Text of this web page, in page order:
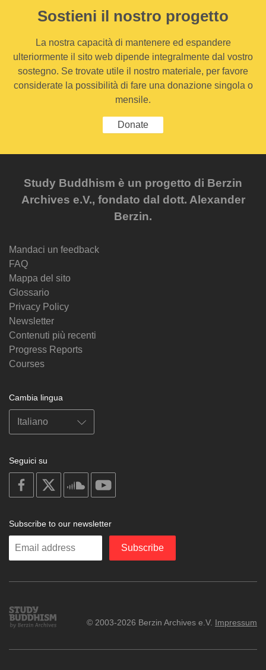
Sostieni il nostro progetto
La nostra capacità di mantenere ed espandere
ulteriormente il sito web dipende integralmente dal vostro
sostegno. Se trovate utile il nostro materiale, per favore
considerate la possibilità di fare una donazione singola o
mensile.
Donate
Study Buddhism è un progetto di Berzin
Archives e.V., fondato dal dott. Alexander
Berzin.
Mandaci un feedback
FAQ
Mappa del sito
Glossario
Privacy Policy
Newsletter
Contenuti più recenti
Progress Reports
Courses
Cambia lingua
Seguici su
on
facebook
soundcloud
Subscribe to our newsletter
Enter
Subscribe
Study
Buddhism
© 2003-2026 Berzin Archives e.V. Impressum